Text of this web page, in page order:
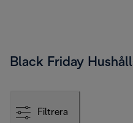
Black Friday
Filtrera